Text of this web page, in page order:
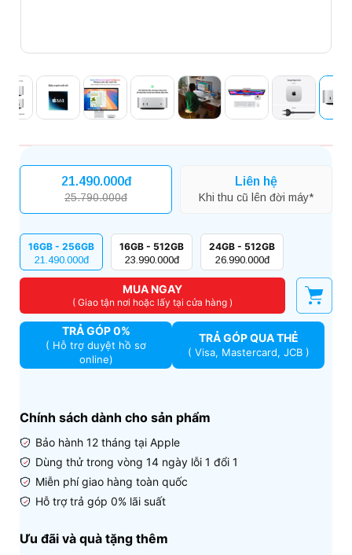
21.490.000đ
25.790.000đ
Liên hệ
Khi thu cũ lên đời máy*
16GB - 256GB
21.490.000đ
16GB - 512GB
23.990.000đ
24GB - 512GB
26.990.000đ
MUA NGAY
( Giao tận nơi hoặc lấy tại cửa hàng )
TRẢ GÓP 0%
( Hỗ trợ duyệt hồ sơ
online)
TRẢ GÓP QUA THẺ
( Visa, Mastercard, JCB )
Chính sách dành cho sản phẩm
Bảo hành 12 tháng tại Apple
Dùng thử trong vòng 14 ngày lỗi 1 đổi 1
Miễn phí giao hàng toàn quốc
Hỗ trợ trả góp 0% lãi suất
Ưu đãi và quà tặng thêm